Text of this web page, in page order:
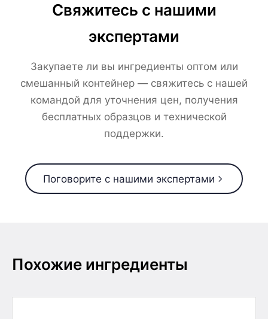
Свяжитесь с нашими
экспертами
Закупаете ли вы ингредиенты оптом или
смешанный контейнер — свяжитесь с нашей
командой для уточнения цен, получения
бесплатных образцов и технической
поддержки.
Поговорите с нашими экспертами
Похожие ингредиенты